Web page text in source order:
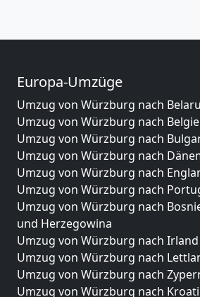
Europa-Umzüge
Umzug von Würzburg nach
Umzug von Würzburg nach
Umzug von Würzburg nach
Umzug von Würzburg nach
Umzug von Würzburg nach
Umzug von Würzburg nach
Umzug von Würzburg nach
und Herzegowina
Umzug von Würzburg nach Irland
Umzug von Würzburg nach
Umzug von Würzburg nach
Umzug von Würzburg nach